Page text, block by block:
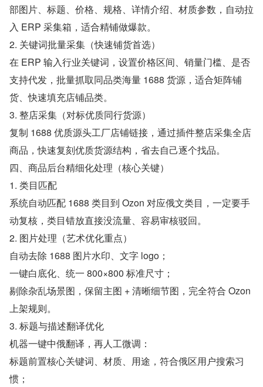
部图片、标题、价格、规格、详情介绍、材质参数，自动拉
入 ERP 采集箱，适合精铺做爆款。
2. 关键词批量采集（快速铺货首选）
在 ERP 输入行业关键词，设置价格区间、销量门槛、是否
支持代发，批量抓取同品类海量 1688 货源，适合矩阵铺
货、快速填充店铺品类。
3. 整店采集（对标优质同行货源）
复制 1688 优质源头工厂店铺链接，通过插件整店采集全店
商品，快速复刻优质货源结构，省去自己逐个找品。
四、商品后台精细化处理（核心关键）
1. 类目匹配
系统自动匹配 1688 类目到 Ozon 对应俄文类目，一定要手
动复核，类目错放直接没流量、容易审核驳回。
2. 图片处理（艺术优化重点）
自动去除 1688 图片水印、文字 logo；
一键白底化、统一 800×800 标准尺寸；
剔除杂乱场景图，保留主图 + 清晰细节图，完全符合 Ozon
上架规则。
3. 标题与描述翻译优化
机器一键中俄翻译，再人工微调：
标题前置核心关键词、材质、用途，符合俄区用户搜索习
惯；